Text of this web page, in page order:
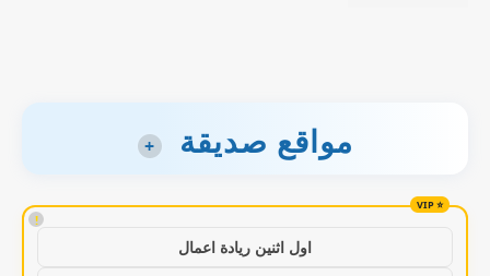
مواقع صديقة +
!
اول اثنين ريادة اعمال